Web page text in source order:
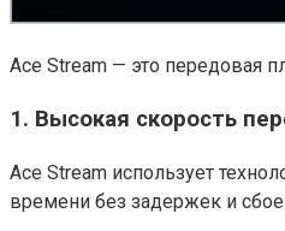
Ace Stream — это передовая
1. Высокая скорость
Ace Stream использует
времени без задержек и